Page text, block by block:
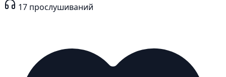
17 прослушиваний